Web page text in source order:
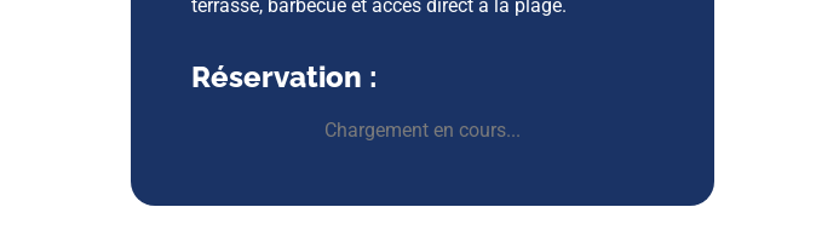
terrasse, barbecue et accès direct à la plage.
Réservation :
Chargement en cours...